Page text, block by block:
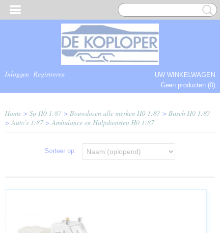
Inloggen Registreren
UW WINKELWAGEN
Geen producten (0)
Home > Sp H0 1:87> Bouwdozen alle merken H0 1:87> Busch H0 1:87
>Auto's 1:87>Ambulance en Hulpdiensten H0 1:87
Sorteer op: